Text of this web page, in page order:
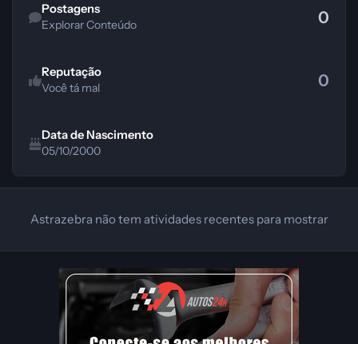
Postagens
Explorar Conteúdo
0
Reputação
Você tá mal
0
Data de Nascimento
05/10/2000
Astrazebra não tem atividades recentes para mostrar